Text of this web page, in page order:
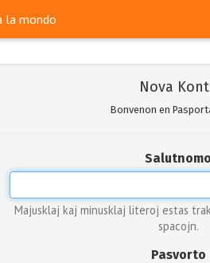
la mondo
Nova
Bonvenon en
Salutnomo
Majusklaj kaj minusklaj literoj estas
spacojn.
Pasvorto